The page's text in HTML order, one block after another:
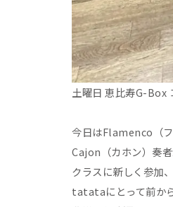
土曜日 恵比寿G-Box
今日はFlamenco（
Cajon（カホン）奏
クラスに新しく参加、
tatataにとって前か